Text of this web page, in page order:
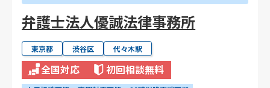
弁護士法人優誠法律事務所
東京都 渋谷区 代々木駅
全国対応 初回相談無料